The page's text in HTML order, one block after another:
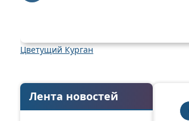
Цветущий Курган
Лента новостей